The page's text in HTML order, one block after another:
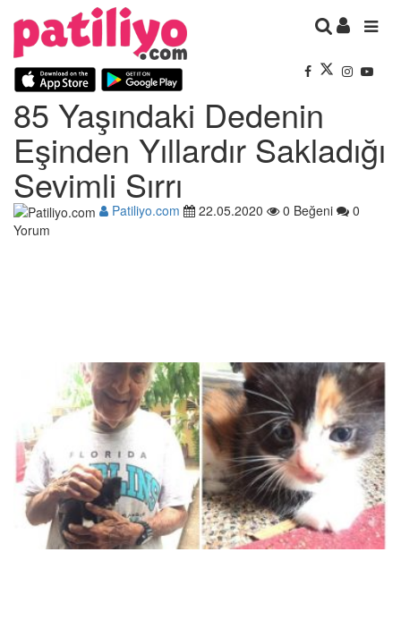
85 Yaşındaki Dedenin
Eşinden Yıllardır Sakladığı
Sevimli Sırrı
Patiliyo.com 22.05.2020 0 Beğeni
0
Yorum